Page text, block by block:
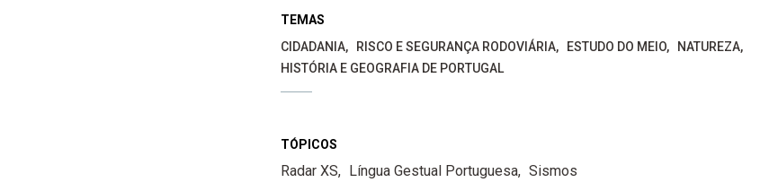
TEMAS
CIDADANIA
RISCO E SEGURANÇA RODOVIÁRIA ESTUDO DO MEIO
NATUREZA
HISTÓRIA E GEOGRAFIA DE PORTUGAL
TÓPICOS
Radar XS Língua Gestual Portuguesa Sismos